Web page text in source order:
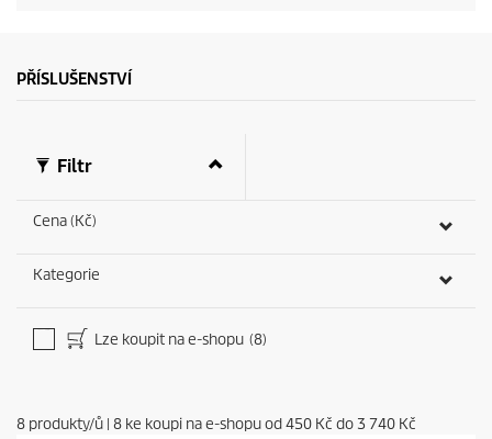
PŘÍSLUŠENSTVÍ
Filtr
Cena (Kč)
Kategorie
Lze koupit na e-shopu (8)
8 produkty/ů | 8 ke koupi na e-shopu od450 Kč do 3 740 Kč